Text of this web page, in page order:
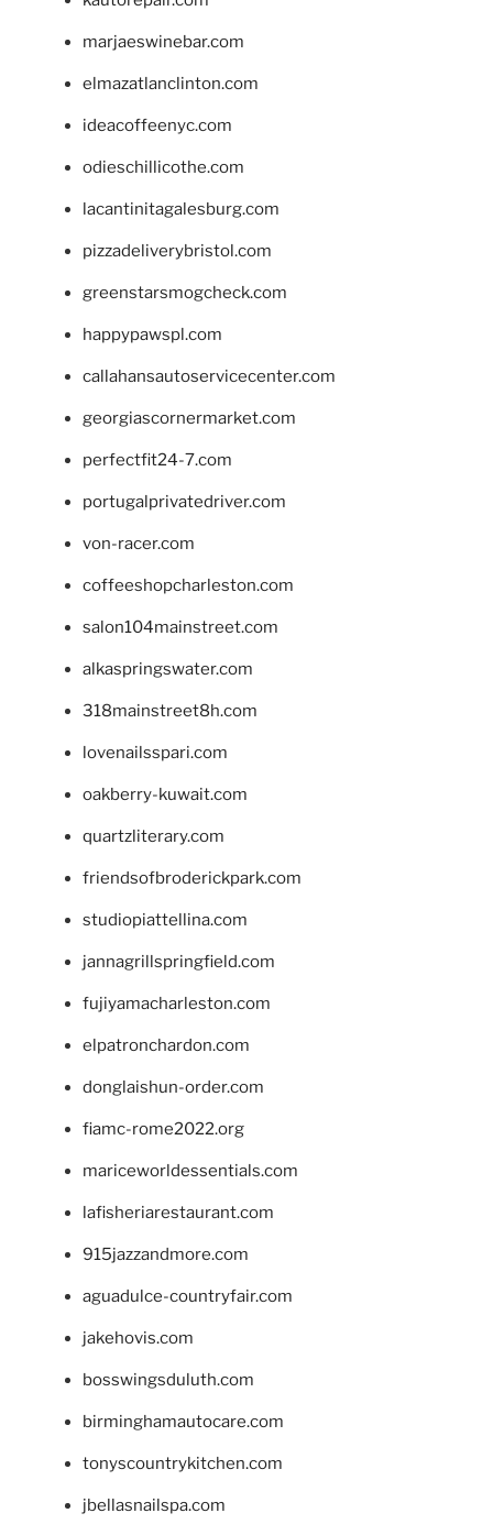
marjaeswinebar.com
elmazatlanclinton.com
ideacoffeenyc.com
odieschillicothe.com
lacantinitagalesburg.com
pizzadeliverybristol.com
greenstarsmogcheck.com
happypawspl.com
callahansautoservicecenter.com
georgiascornermarket.com
perfectfit24-7.com
portugalprivatedriver.com
von-racer.com
coffeeshopcharleston.com
salon104mainstreet.com
alkaspringswater.com
318mainstreet8h.com
lovenailsspari.com
oakberry-kuwait.com
quartzliterary.com
friendsofbroderickpark.com
studiopiattellina.com
jannagrillspringfield.com
fujiyamacharleston.com
elpatronchardon.com
donglaishun-order.com
fiamc-rome2022.org
mariceworldessentials.com
lafisheriarestaurant.com
915jazzandmore.com
aguadulce-countryfair.com
jakehovis.com
bosswingsduluth.com
birminghamautocare.com
tonyscountrykitchen.com
jbellasnailspa.com